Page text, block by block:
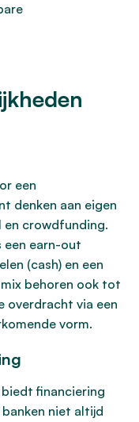
een
denken aan eigen
en crowdfunding.
een earn-out
(cash) en een
behoren ook tot
overdracht via een
vorm.
biedt financiering
niet altijd